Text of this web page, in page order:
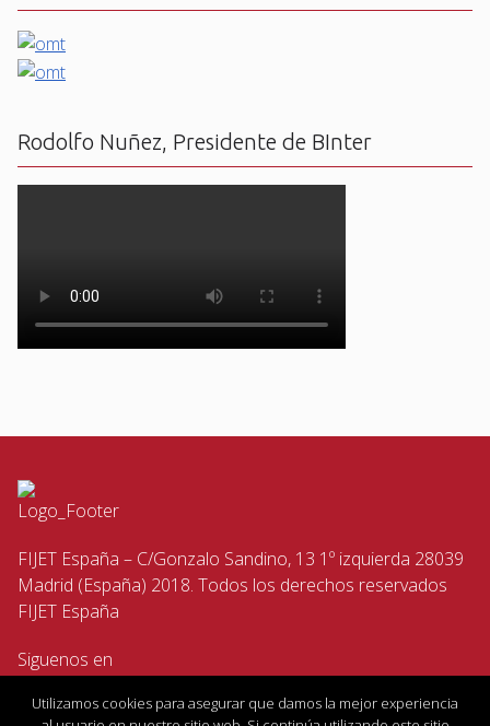
Rodolfo Nuñez, Presidente de BInter
FIJET España – C/Gonzalo Sandino, 13 1º izquierda 28039
Madrid (España) 2018. Todos los derechos reservados
FIJET España
Siguenos en
Utilizamos cookies para asegurar que damos la mejor experiencia